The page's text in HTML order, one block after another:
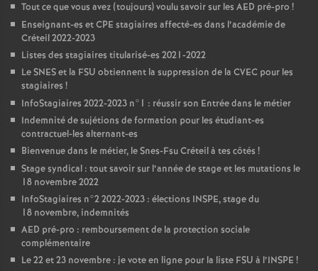
Tout ce que vous avez (toujours) voulu savoir sur les AED pré-pro !
Enseignant-es etCPE stagiaires affecté-es dans l’académie de
Créteil 2022-2023
Listes des stagiaires titularisé-es 2021-2022
LeSNESet la FSU obtiennent la suppression de la CVEC pour les
stagiaires !
InfoStagiaires 2022-2023 n°1 : réussir son Entrée dans le métier
Indemnité de sujétions de formation pour les étudiant-es
contractuel-les alternant-es
Bienvenue dans le métier, le Snes-Fsu Créteil à tes côtés !
Stage syndical : tout savoir sur l’année de stage et les mutations le
18 novembre 2022
InfoStagiaires n°2 2022-2023 : élections INSPE, stage du
18 novembre, indemnités
AED pré-pro : remboursement de la protection sociale
complémentaire
Le 22 et 23 novembre : je vote en ligne pour la liste FSU à l’INSPE !